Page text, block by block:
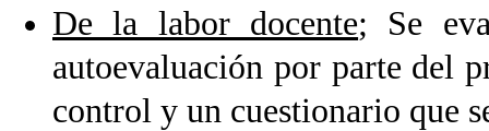
De la labor docente; Se
autoevaluación por parte del
control y un cuestionario que